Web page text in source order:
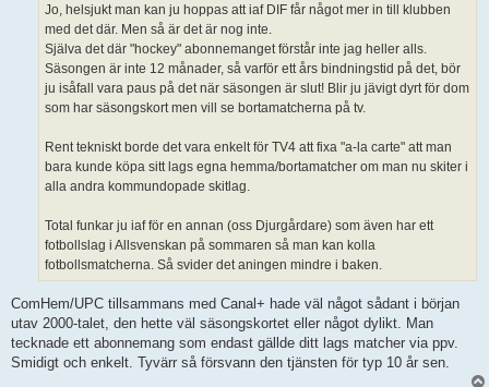
Jo, helsjukt man kan ju hoppas att iaf DIF får något mer in till klubben
med det där. Men så är det är nog inte.
Själva det där "hockey" abonnemanget förstår inte jag heller alls.
Säsongen är inte 12 månader, så varför ett års bindningstid på det, bör
ju isåfall vara paus på det när säsongen är slut! Blir ju jävigt dyrt för dom
som har säsongskort men vill se bortamatcherna på tv.
Rent tekniskt borde det vara enkelt för TV4 att fixa "a-la carte" att man
bara kunde köpa sitt lags egna hemma/bortamatcher om man nu skiter i
alla andra kommundopade skitlag.
Total funkar ju iaf för en annan (oss Djurgårdare) som även har ett
fotbollslag i Allsvenskan på sommaren så man kan kolla
fotbollsmatcherna. Så svider det aningen mindre i baken.
ComHem/UPC tillsammans med Canal+ hade väl något sådant i början
utav 2000-talet, den hette väl säsongskortet eller något dylikt. Man
tecknade ett abonnemang som endast gällde ditt lags matcher via ppv.
Smidigt och enkelt. Tyvärr så försvann den tjänsten för typ 10 år sen.